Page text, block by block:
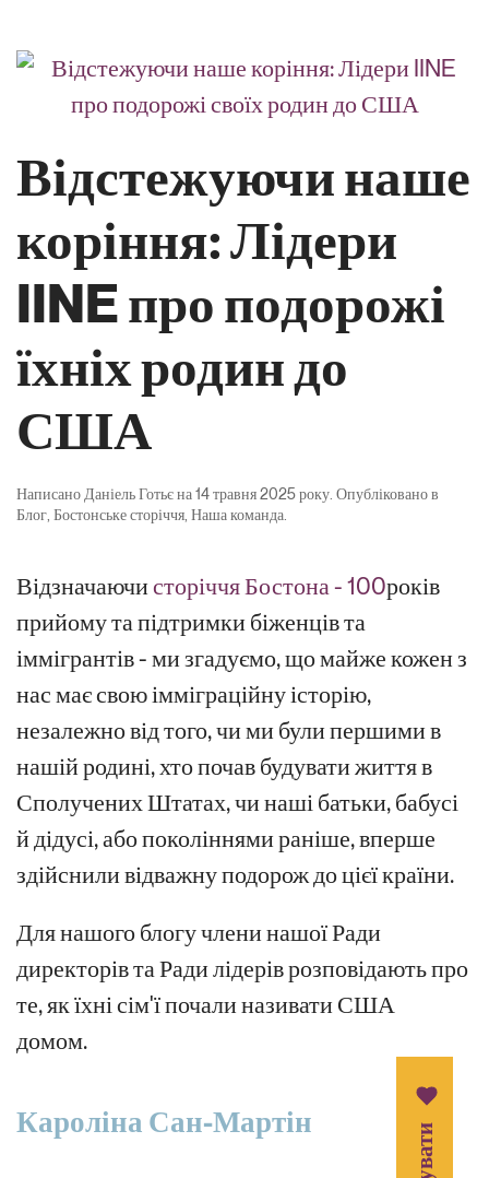
Відстежуючи наше
коріння: Лідери
IINE про подорожі
їхніх родин до
США
Написано Даніель Готьєна14 травня 2025 року . Опубліковано в
Блог Бостонське сторіччя Наша команда
Відзначаючисторіччя Бостона - 100років
прийому та підтримки біженців та
іммігрантів - ми згадуємо, що майже кожен з
нас має свою імміграційну історію,
незалежно від того, чи ми були першими в
нашій родині, хто почав будувати життя в
Сполучених Штатах, чи наші батьки, бабусі
й дідусі, або поколіннями раніше, вперше
здійснили відважну подорож до цієї країни.
Для нашого блогу члени нашої Ради
директорів та Ради лідерів розповідають про
те, як їхні сім'ї почали називати США
домом.
Кароліна Сан-Мартін